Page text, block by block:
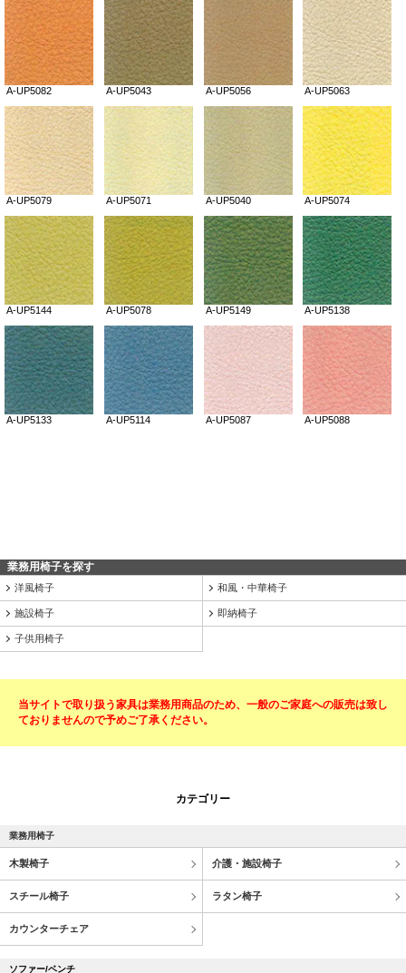
業務用椅子を探す
洋風椅子 和風・中華椅子
施設椅子 即納椅子
子供用椅子
当サイトで取り扱う家具は業務用商品のため、一般のご家庭への販売は致し
ておりませんので予めご了承ください。
カテゴリー
業務用椅子
木製椅子 介護・施設椅子
スチール椅子 ラタン椅子
カウンターチェア
ソファー/ベンチ